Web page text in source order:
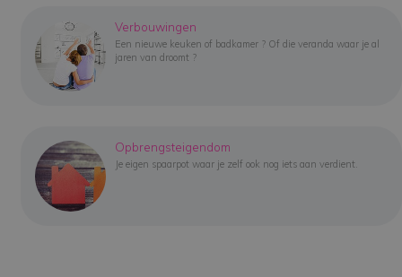
Verbouwingen
Een nieuwe keuken of badkamer ? Of die veranda waar je al
jaren van droomt ?
Opbrengsteigendom
Je eigen spaarpot waar je zelf ook nog iets aan verdient.